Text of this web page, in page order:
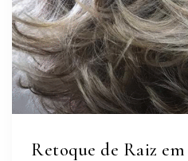
Retoque de Raiz